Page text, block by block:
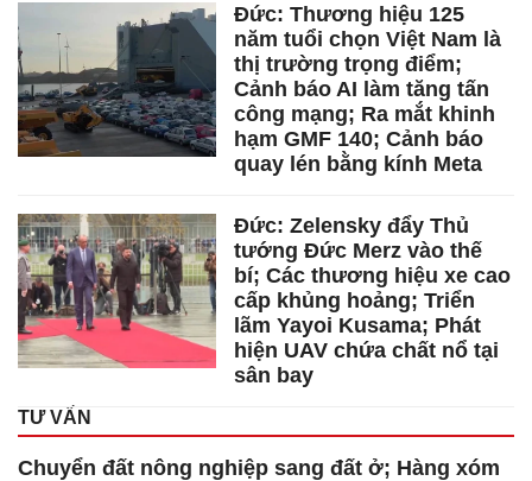
Đức: Thương hiệu 125
năm tuổi chọn Việt Nam là
thị trường trọng điểm;
Cảnh báo AI làm tăng tấn
công mạng; Ra mắt khinh
hạm GMF 140; Cảnh báo
quay lén bằng kính Meta
Đức: Zelensky đẩy Thủ
tướng Đức Merz vào thế
bí; Các thương hiệu xe cao
cấp khủng hoảng; Triển
lãm Yayoi Kusama; Phát
hiện UAV chứa chất nổ tại
sân bay
TƯ VẤN
Chuyển đất nông nghiệp sang đất ở; Hàng xóm